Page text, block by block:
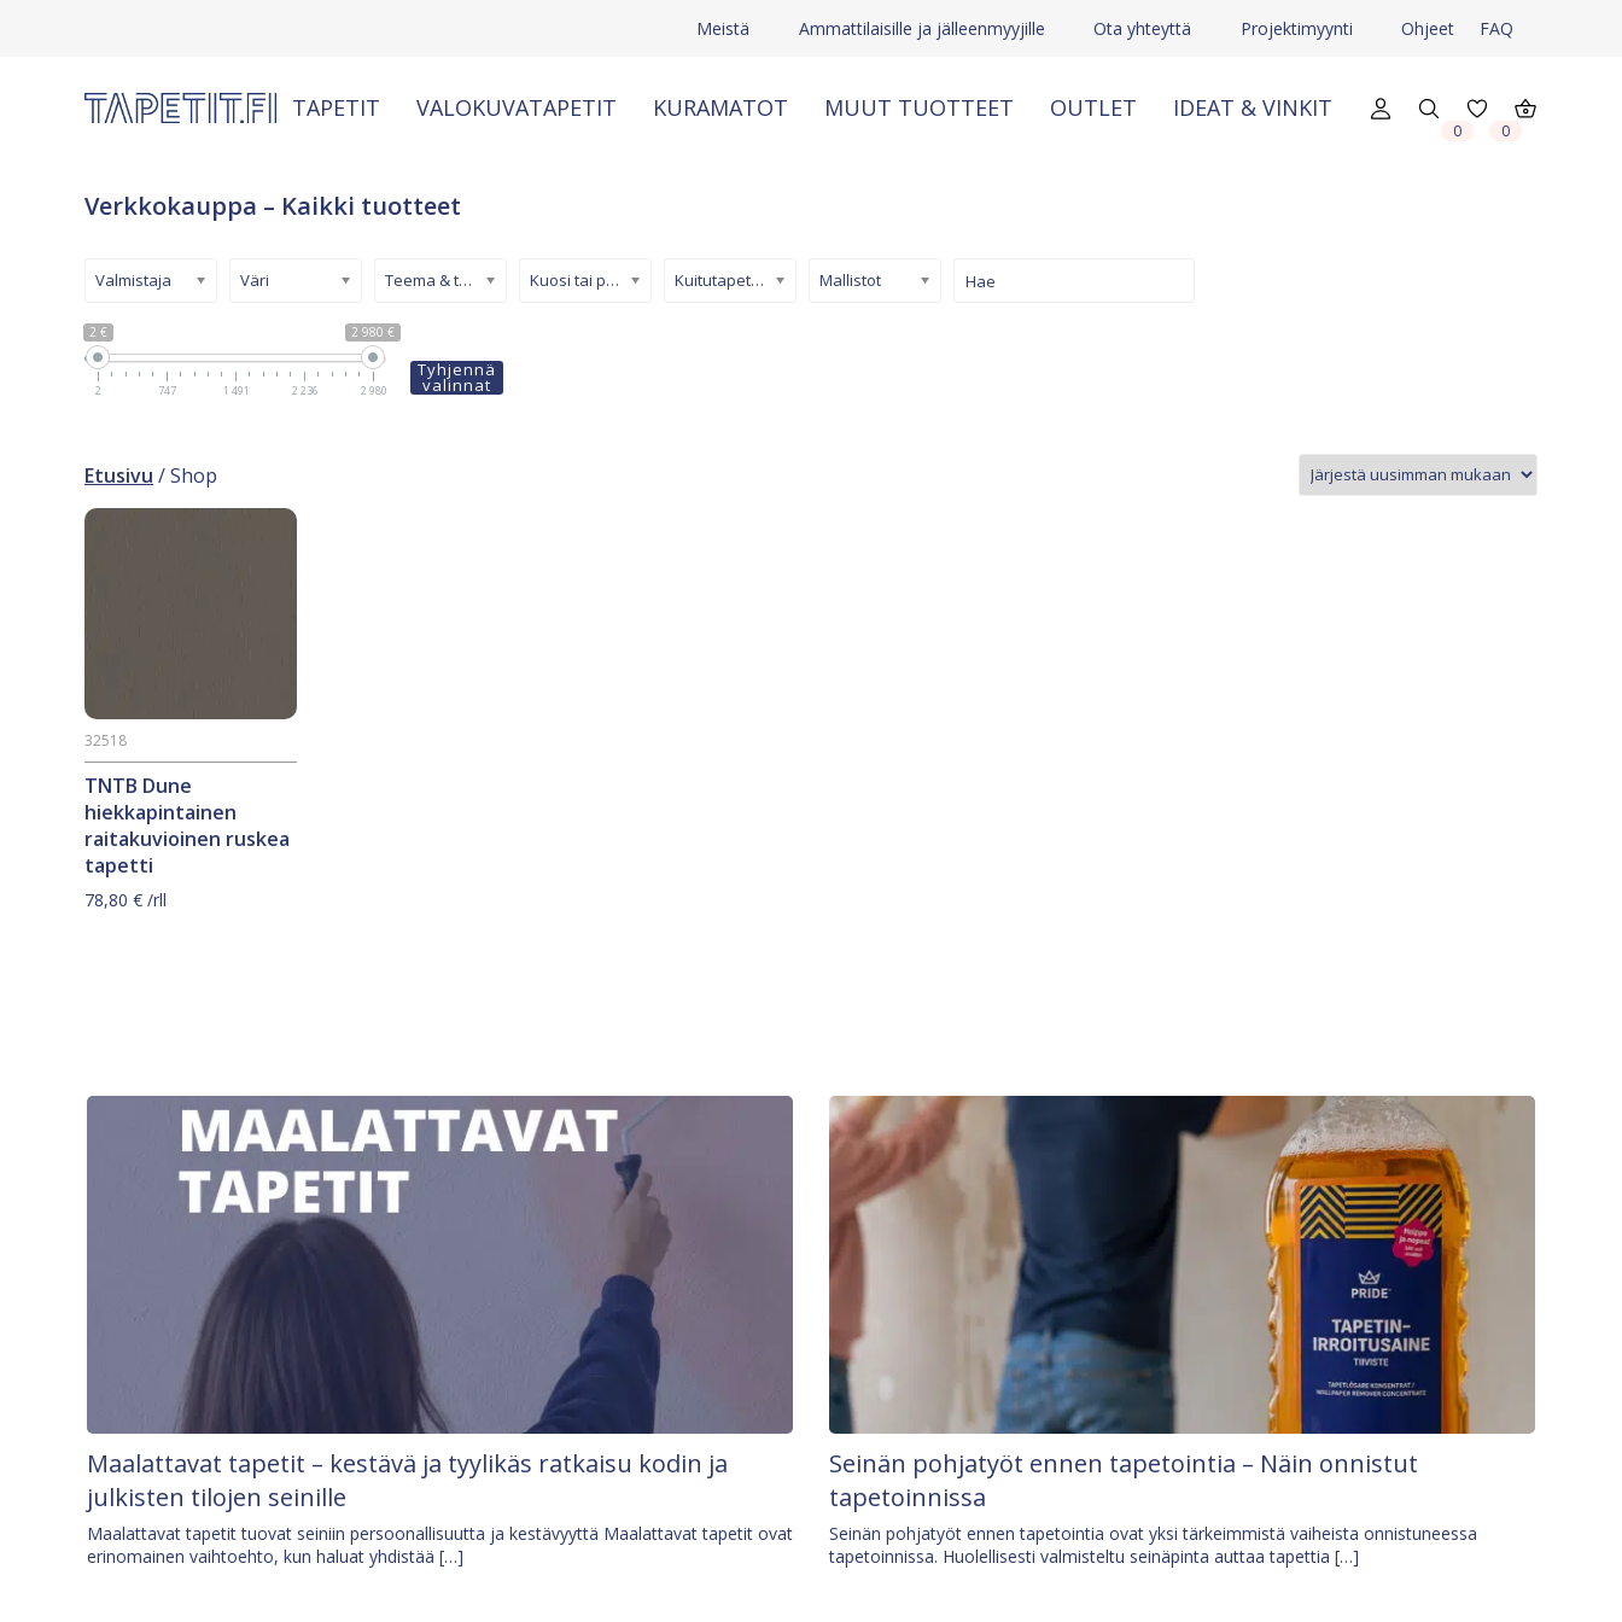
Meistä Ammattilaisille ja jälleenmyyjille Ota yhteyttä Projektimyynti Ohjeet FAQ
TAPETIT VALOKUVATAPETIT KURAMATOT MUUT TUOTTEET OUTLET IDEAT & VINKIT
0 0
Verkkokauppa – Kaikki tuotteet
2 € 2 980 €
2 747 1 491 2 236 2 980
Valmistaja Väri Teema & tyyli Kuosi tai pinta Kuitutapetti (non-woven) Mallistot
Tyhjennä
valinnat
Etusivu / Shop
TNTB Dune
hiekkapintainen
raitakuvioinen ruskea
tapetti
32518
78,80 € /rll
Maalattavat tapetit – kestävä ja tyylikäs ratkaisu kodin ja
julkisten tilojen seinille
Maalattavat tapetit tuovat seiniin persoonallisuutta ja kestävyyttä Maalattavat tapetit ovat
erinomainen vaihtoehto, kun haluat yhdistää […]
Seinän pohjatyöt ennen tapetointia – Näin onnistut
tapetoinnissa
Seinän pohjatyöt ennen tapetointia ovat yksi tärkeimmistä vaiheista onnistuneessa
tapetoinnissa. Huolellisesti valmisteltu seinäpinta auttaa tapettia […]